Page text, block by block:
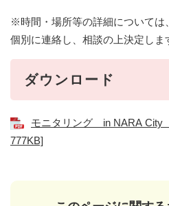
※時間・場所等の詳細については
個別に連絡し、相談の上決定しま
ダウンロード
モニタリング in NARA City
777KB]